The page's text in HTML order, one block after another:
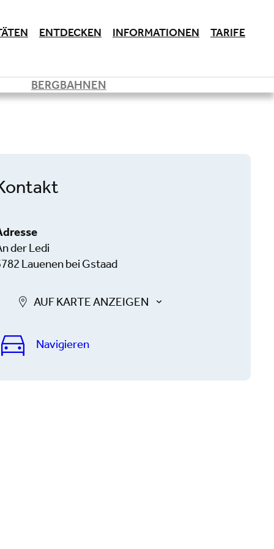
ENTDECKEN INFORMATIONEN TARIFE
BERGBAHNEN
der Ledi
Lauenen bei Gstaad
AUF KARTE ANZEIGEN
Navigieren